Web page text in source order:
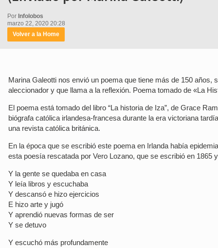
Por Infolobos
marzo 22, 2020 20:28
Volver a la Home
Marina Galeotti nos envió un poema que tiene más de 150
aleccionador y que llama a la reflexión. Poema tomado de «La
El poema está tomado del libro “La historia de Iza”, de Grace
biógrafa católica irlandesa-francesa durante la era victoriana
una revista católica británica.
En la época que se escribió este poema en Irlanda había
esta poesía rescatada por Vero Lozano, que se escribió en
Y la gente se quedaba en casa
Y leía libros y escuchaba
Y descansó e hizo ejercicios
E hizo arte y jugó
Y aprendió nuevas formas de ser
Y se detuvo
Y escuchó más profundamente